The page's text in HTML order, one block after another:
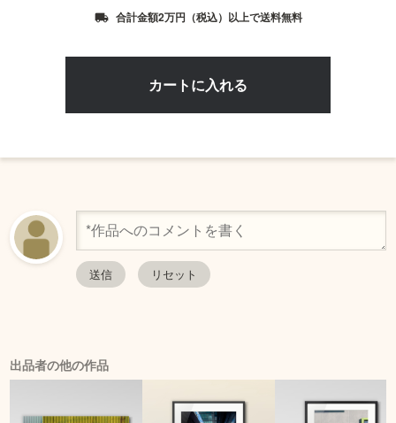
local_shipping 合計金額2万円（税込）以上で送料無料
出品者の他の作品